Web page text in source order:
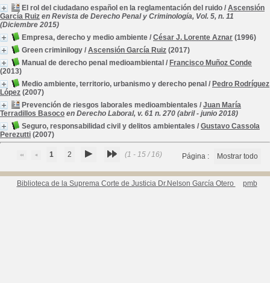
El rol del ciudadano español en la reglamentación del ruido / Ascensión
García Ruiz en Revista de Derecho Penal y Criminología, Vol. 5, n. 11
(Diciembre 2015)
Empresa, derecho y medio ambiente / César J. Lorente Aznar (1996)
Green criminilogy / Ascensión García Ruiz (2017)
Manual de derecho penal medioambiental / Francisco Muñoz Conde
(2013)
Medio ambiente, territorio, urbanismo y derecho penal / Pedro Rodríguez
López (2007)
Prevención de riesgos laborales medioambientales / Juan María
Terradillos Basoco en Derecho Laboral, v. 61 n. 270 (abril - junio 2018)
Seguro, responsabilidad civil y delitos ambientales / Gustavo Cassola
Perezutti (2007)
1 2 (1 - 15 / 16) Página : Mostrar todo
Biblioteca de la Suprema Corte de Justicia Dr.Nelson García Otero pmb